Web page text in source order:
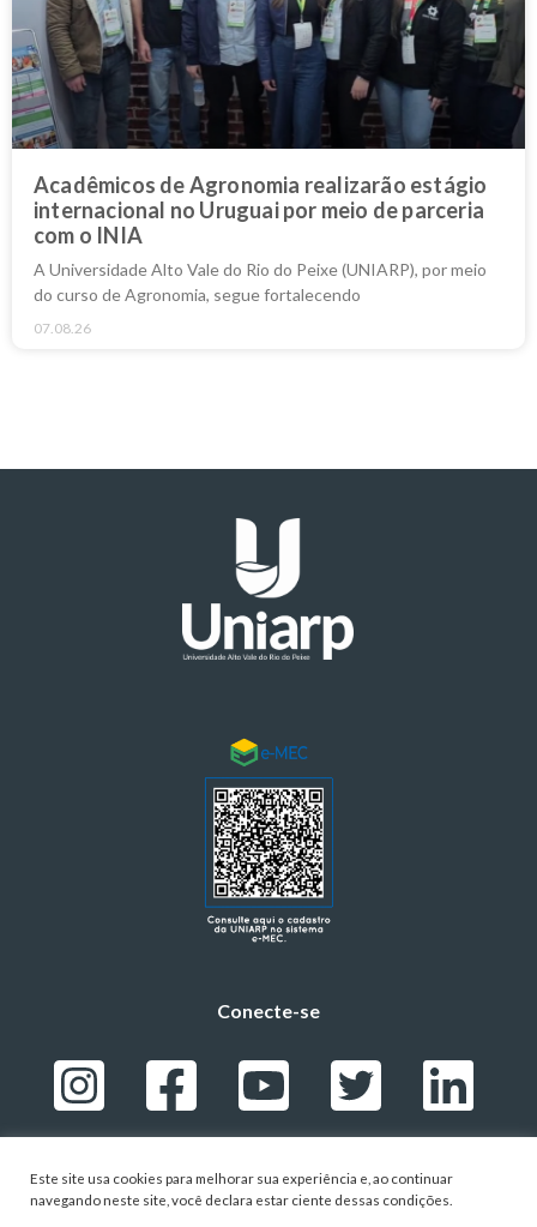
Acadêmicos de Agronomia realizarão estágio
internacional no Uruguai por meio de parceria
com o INIA
A Universidade Alto Vale do Rio do Peixe (UNIARP), por meio
do curso de Agronomia, segue fortalecendo
07.08.26
Conecte-se
Este site usa cookies para melhorar sua experiência e, ao continuar
navegando neste site, você declara estar ciente dessas condições.